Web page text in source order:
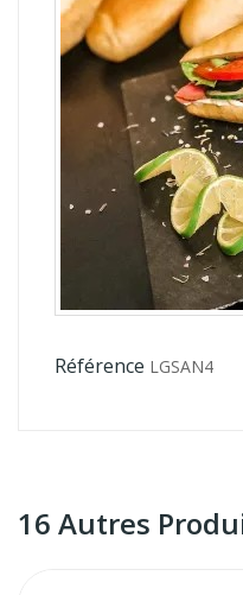
Référence LGSAN4
16 Autres